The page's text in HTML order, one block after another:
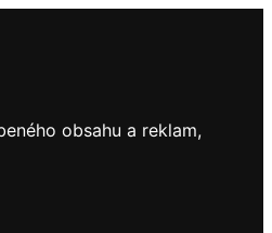
obsahu a reklam,